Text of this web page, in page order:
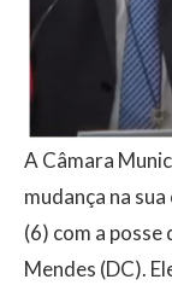
A Câmara
mudança na
(6) com a posse
Mendes (DC).